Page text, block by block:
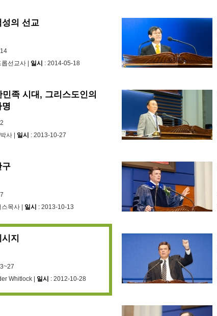
의 선교
선교사 | 일시 : 2014-05-18
족 시대, 그리스도인의
사 | 일시 : 2013-10-27
구
목사 | 일시 : 2013-10-13
지
Whitlock | 일시 : 2012-10-28